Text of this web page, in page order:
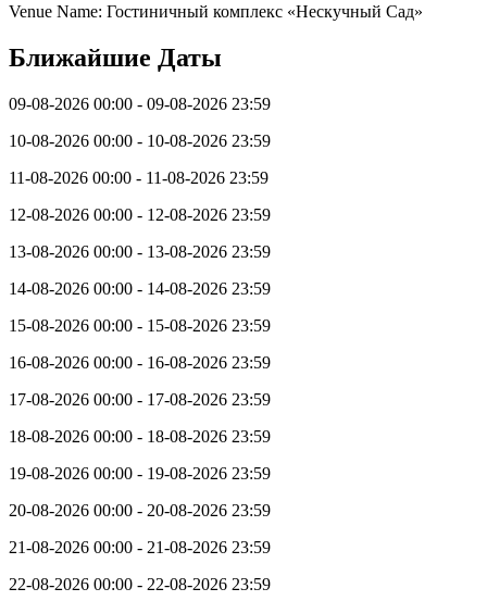
Venue Name: Гостиничный комплекс «Нескучный Сад»
Ближайшие Даты
09-08-2026 00:00 - 09-08-2026 23:59
10-08-2026 00:00 - 10-08-2026 23:59
11-08-2026 00:00 - 11-08-2026 23:59
12-08-2026 00:00 - 12-08-2026 23:59
13-08-2026 00:00 - 13-08-2026 23:59
14-08-2026 00:00 - 14-08-2026 23:59
15-08-2026 00:00 - 15-08-2026 23:59
16-08-2026 00:00 - 16-08-2026 23:59
17-08-2026 00:00 - 17-08-2026 23:59
18-08-2026 00:00 - 18-08-2026 23:59
19-08-2026 00:00 - 19-08-2026 23:59
20-08-2026 00:00 - 20-08-2026 23:59
21-08-2026 00:00 - 21-08-2026 23:59
22-08-2026 00:00 - 22-08-2026 23:59